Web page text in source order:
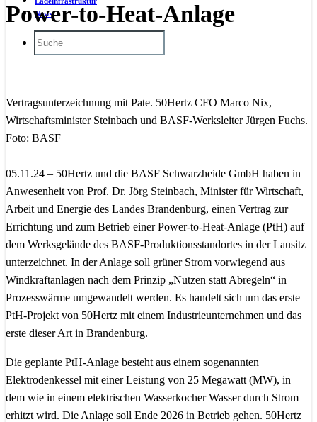
News
Power-to-Heat-Anlage
Vertragsunterzeichnung mit Pate. 50Hertz CFO Marco Nix,
Wirtschaftsminister Steinbach und BASF-Werksleiter Jürgen Fuchs.
Foto: BASF
05.11.24 – 50Hertz und die BASF Schwarzheide GmbH haben in
Anwesenheit von Prof. Dr. Jörg Steinbach, Minister für Wirtschaft,
Arbeit und Energie des Landes Brandenburg, einen Vertrag zur
Errichtung und zum Betrieb einer Power-to-Heat-Anlage (PtH) auf
dem Werksgelände des BASF-Produktionsstandortes in der Lausitz
unterzeichnet. In der Anlage soll grüner Strom vorwiegend aus
Windkraftanlagen nach dem Prinzip „Nutzen statt Abregeln“ in
Prozesswärme umgewandelt werden. Es handelt sich um das erste
PtH-Projekt von 50Hertz mit einem Industrieunternehmen und das
erste dieser Art in Brandenburg.
Die geplante PtH-Anlage besteht aus einem sogenannten
Elektrodenkessel mit einer Leistung von 25 Megawatt (MW), in
dem wie in einem elektrischen Wasserkocher Wasser durch Strom
erhitzt wird. Die Anlage soll Ende 2026 in Betrieb gehen. 50Hertz